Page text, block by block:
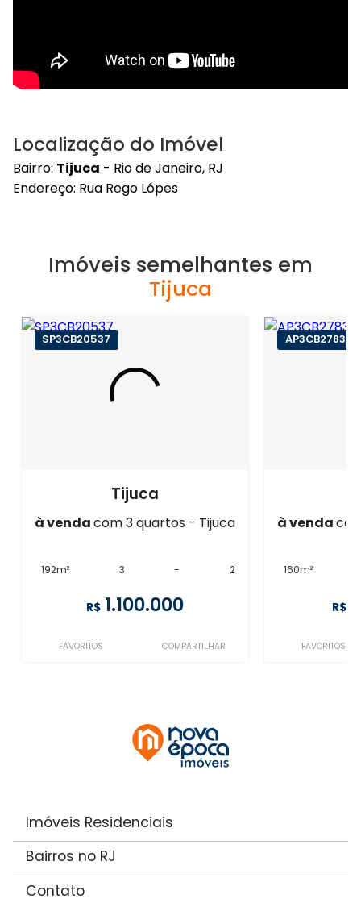
Localização do Imóvel
Bairro: Tijuca - Rio de Janeiro, RJ
Endereço: Rua Rego Lópes
Imóveis semelhantes em
Tijuca
SP3CB20537
Tijuca
à vendacom 3 quartos - Tijuca
192m² 3 - 2
R$ 1.100.000
FAVORITOS COMPARTILHAR
AP3CB27830
à venda
160m²
R$
FAVORITOS
Imóveis Residenciais
Bairros no RJ
Contato